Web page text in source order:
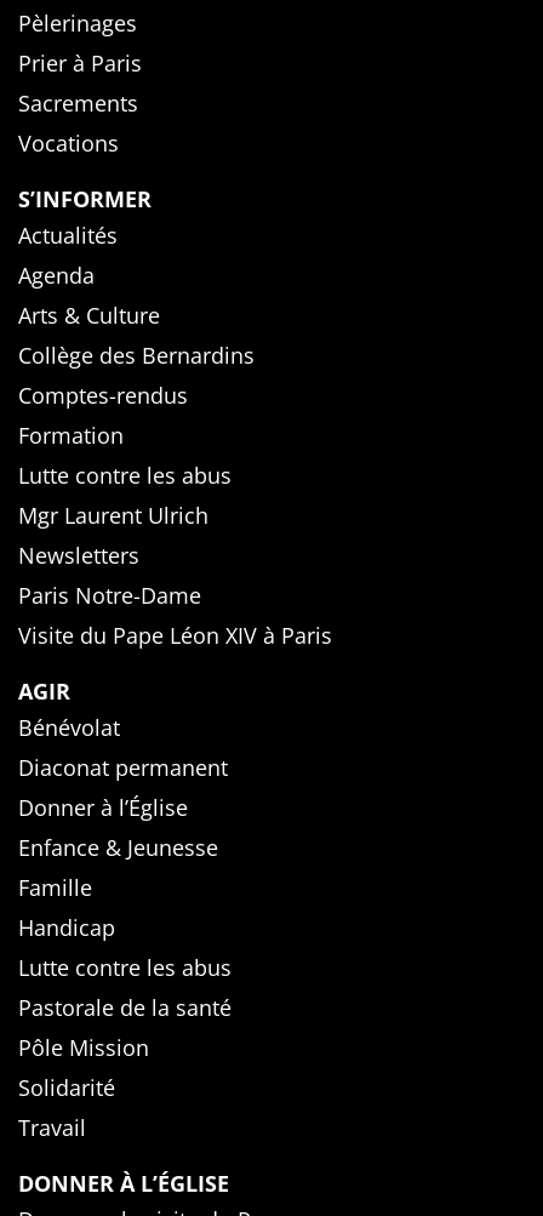
Pèlerinages
Prier à Paris
Sacrements
Vocations
S’INFORMER
Actualités
Agenda
Arts & Culture
Collège des Bernardins
Comptes-rendus
Formation
Lutte contre les abus
Mgr Laurent Ulrich
Newsletters
Paris Notre-Dame
Visite du Pape Léon XIV à Paris
AGIR
Bénévolat
Diaconat permanent
Donner à l’Église
Enfance & Jeunesse
Famille
Handicap
Lutte contre les abus
Pastorale de la santé
Pôle Mission
Solidarité
Travail
DONNER À L’ÉGLISE